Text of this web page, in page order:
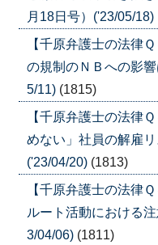
月18日号）('23/05/18)
【千原弁護士の法
の規制のＮＢへの影
5/11) (1815)
【千原弁護士の法
めない」社員の解雇
('23/04/20) (1813)
【千原弁護士の法
ルート活動における
3/04/06) (1811)